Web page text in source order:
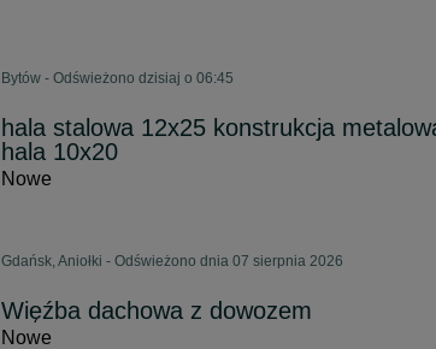
Bytów - Odświeżono dzisiaj o 06:45
hala stalowa 12x25 konstrukcja
hala 10x20
Nowe
Gdańsk, Aniołki - Odświeżono dnia 07 sierpnia 2026
Więźba dachowa z dowozem
Nowe